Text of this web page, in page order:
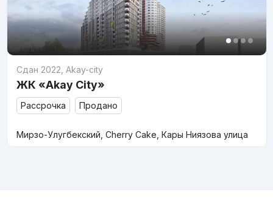
Сдан 2022 Akay-city
ЖК «Akay City»
Рассрочка Продано
Мирзо-Улугбекский, Cherry Cake, Кары Ниязова улица